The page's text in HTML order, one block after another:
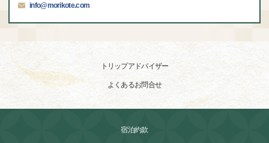
info@morikote.com
トリップアドバイザー
よくあるお問合せ
宿泊約款